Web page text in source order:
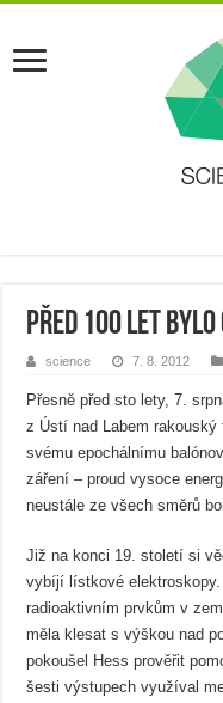
Před 100 let bylo
science 7. 8. 2012
Přesně před sto lety, 7.
z Ústí nad Labem
svému epochálnímu
záření – proud vysoce
neustále ze všech směrů
Již na konci 19. století si
vybíjí lístkové
radioaktivním prvkům v
měla klesat s výškou nad
pokoušel Hess prověřit
šesti výstupech využíval